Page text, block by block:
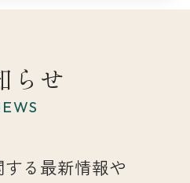
らせ
する最新情報や